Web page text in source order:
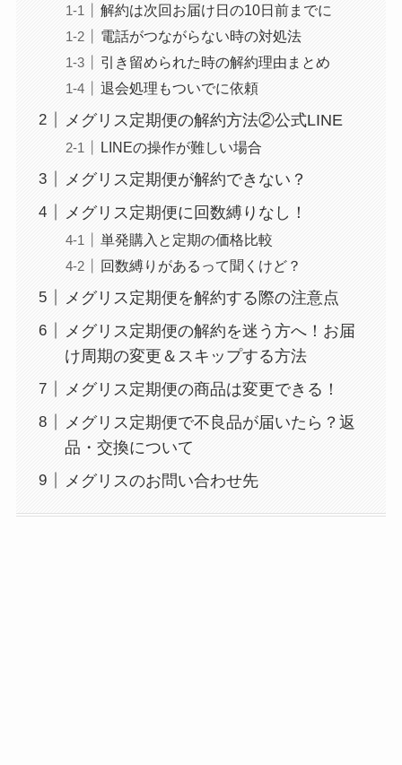
解約は次回お届け日の10日前までに
電話がつながらない時の対処法
引き留められた時の解約理由まとめ
退会処理もついでに依頼
メグリス定期便の解約方法②公式LINE
LINEの操作が難しい場合
メグリス定期便が解約できない？
メグリス定期便に回数縛りなし！
単発購入と定期の価格比較
回数縛りがあるって聞くけど？
メグリス定期便を解約する際の注意点
メグリス定期便の解約を迷う方へ！お届
け周期の変更＆スキップする方法
メグリス定期便の商品は変更できる！
メグリス定期便で不良品が届いたら？返
品・交換について
メグリスのお問い合わせ先